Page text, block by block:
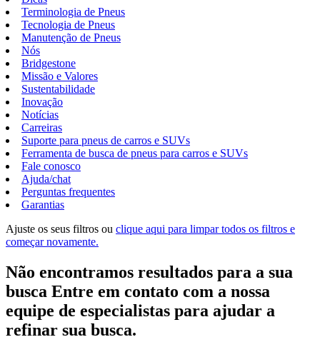
Terminologia de Pneus
Tecnologia de Pneus
Manutenção de Pneus
Nós
Bridgestone
Missão e Valores
Sustentabilidade
Inovação
Notícias
Carreiras
Suporte para pneus de carros e SUVs
Ferramenta de busca de pneus para carros e SUVs
Fale conosco
Ajuda/chat
Perguntas frequentes
Garantias
Ajuste os seus filtros ou clique aqui para limpar todos os filtros e
começar novamente.
Não encontramos resultados para a sua
busca Entre em contato com a nossa
equipe de especialistas para ajudar a
refinar sua busca.